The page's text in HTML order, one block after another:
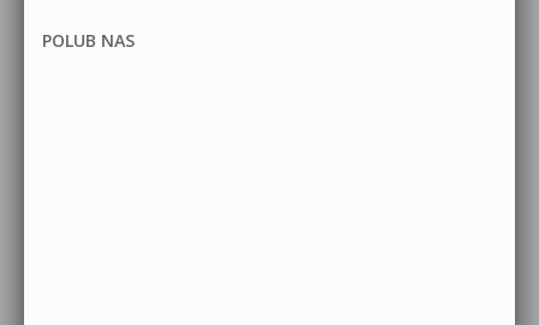
POLUB NAS